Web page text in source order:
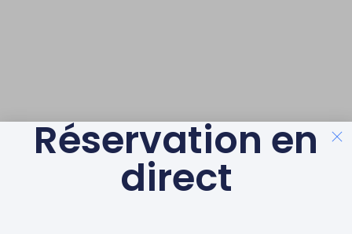
Réservation en
direct